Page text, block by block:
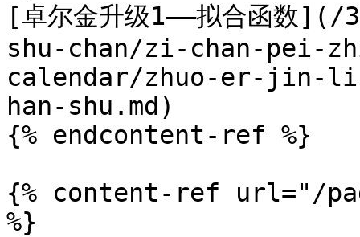
[卓尔金升级1——拟合函数
shu-chan/zi-chan-pei-
calendar/zhuo-er-jin-
han-shu.md)
{% endcontent-ref %}
{% content-ref url="/
%}